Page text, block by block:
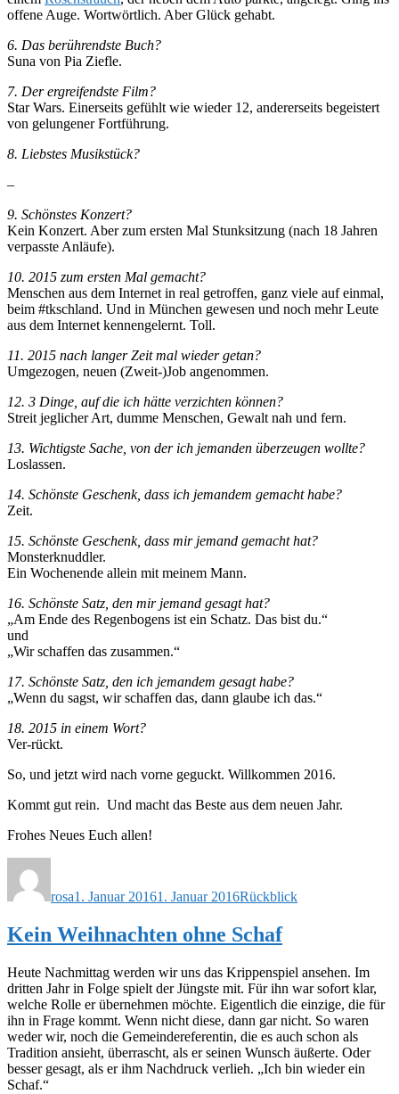
offene Auge. Wortwörtlich. Aber Glück gehabt.
6. Das berührendste Buch?
Suna von Pia Ziefle.
7. Der ergreifendste Film?
Star Wars. Einerseits gefühlt wie wieder 12, andererseits begeistert
von gelungener Fortführung.
8. Liebstes Musikstück?
–
9. Schönstes Konzert?
Kein Konzert. Aber zum ersten Mal Stunksitzung (nach 18 Jahren
verpasste Anläufe).
10. 2015 zum ersten Mal gemacht?
Menschen aus dem Internet in real getroffen, ganz viele auf einmal,
beim #tkschland. Und in München gewesen und noch mehr Leute
aus dem Internet kennengelernt. Toll.
11. 2015 nach langer Zeit mal wieder getan?
Umgezogen, neuen (Zweit-)Job angenommen.
12. 3 Dinge, auf die ich hätte verzichten können?
Streit jeglicher Art, dumme Menschen, Gewalt nah und fern.
13. Wichtigste Sache, von der ich jemanden überzeugen wollte?
Loslassen.
14. Schönste Geschenk, dass ich jemandem gemacht habe?
Zeit.
15. Schönste Geschenk, dass mir jemand gemacht hat?
Monsterknuddler.
Ein Wochenende allein mit meinem Mann.
16. Schönste Satz, den mir jemand gesagt hat?
„Am Ende des Regenbogens ist ein Schatz. Das bist du.“
und
„Wir schaffen das zusammen.“
17. Schönste Satz, den ich jemandem gesagt habe?
„Wenn du sagst, wir schaffen das, dann glaube ich das.“
18. 2015 in einem Wort?
Ver-rückt.
So, und jetzt wird nach vorne geguckt. Willkommen 2016.
Kommt gut rein. Und macht das Beste aus dem neuen Jahr.
Frohes Neues Euch allen!
rosa1. Januar 20161. Januar 2016Rückblick
Kein Weihnachten ohne Schaf
Heute Nachmittag werden wir uns das Krippenspiel ansehen. Im
dritten Jahr in Folge spielt der Jüngste mit. Für ihn war sofort klar,
welche Rolle er übernehmen möchte. Eigentlich die einzige, die für
ihn in Frage kommt. Wenn nicht diese, dann gar nicht. So waren
weder wir, noch die Gemeindereferentin, die es auch schon als
Tradition ansieht, überrascht, als er seinen Wunsch äußerte. Oder
besser gesagt, als er ihm Nachdruck verlieh. „Ich bin wieder ein
Schaf.“